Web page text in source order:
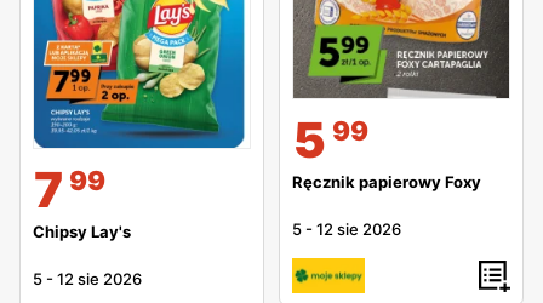
7 99
Chipsy Lay's
5 -12 sie 2026
5 99
Ręcznik papierowy Foxy
5 -12 sie 2026